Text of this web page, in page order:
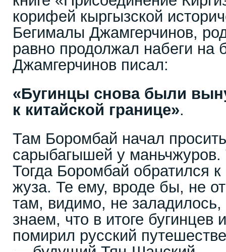
корифей кыргызской
Бегималы Джамгерчинов,
равно продолжал набеги на
Джамгерчинов писал:
«Бугинцы снова были
к китайской границе».
Там Боромбай начал
сарыбагышей у
Тогда Боромбай обратился
жуза. Те ему, вроде бы, не
там, видимо, не
знаем, что в итоге
помирил русский